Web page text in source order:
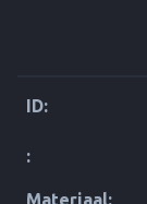
ID:
:
Materiaal: